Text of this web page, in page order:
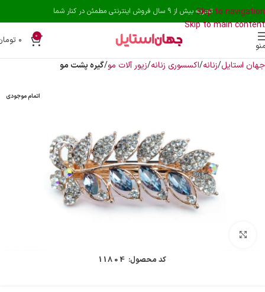
Skip to navigation
Skip to main content
تجربه بیش از 9 سال فروش اینترنتی مطمئن در کنار شما
0 ۰
جهان استایل زنانه اکسسوری زنانه زیور آلات مو گیره پشت مو
اتمام موجودی
کد محصول: 11804